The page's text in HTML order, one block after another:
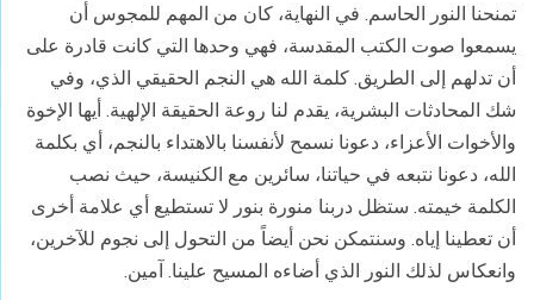
تمنحنا النور الحاسم. في النهاية، كان من المهم للمجوس أن
يسمعوا صوت الكتب المقدسة، فهي وحدها التي كانت قادرة على
أن تدلهم إلى الطريق. كلمة الله هي النجم الحقيقي الذي، وفي
شك المحادثات البشرية، يقدم لنا روعة الحقيقة الإلهية. أيها الإخوة
والأخوات الأعزاء، دعونا نسمح لأنفسنا بالاهتداء بالنجم، أي بكلمة
الله، دعونا نتبعه في حياتنا، سائرين مع الكنيسة، حيث نصب
الكلمة خيمته. ستظل دربنا منورة بنور لا تستطيع أي علامة أخرى
أن تعطينا إياه. وسنتمكن نحن أيضاً من التحول إلى نجوم للآخرين،
وانعكاس لذلك النور الذي أضاءه المسيح علينا. آمين.